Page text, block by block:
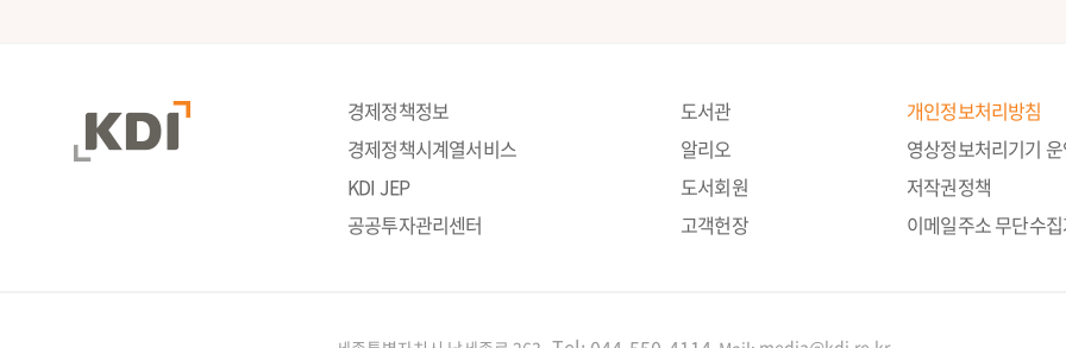
경제정책정보
경제정책시계열서비스
KDI JEP
공공투자관리센터
도서관
알리오
도서회원
고객헌장
개인정보처리방침
영상정보처리기기
저작권정책
이메일주소 무단수